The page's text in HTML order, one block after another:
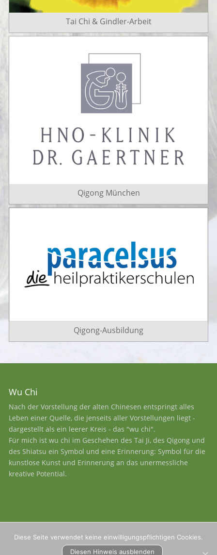
Tai Chi & Gindler-Arbeit
Qigong München
Qigong-Ausbildung
Wu Chi
Nach der Vorstellung der alten Chinesen entspringt alles
Leben einer Quelle, die jenseits aller Vorstellungen liegt -
dargestellt als ein leerer Kreis - das "wu chi".
Für mich ist wu chi im Geschehen des Tai Ji, des Qigong und
des Shiatsu ein Symbol und eine Erinnerung: Symbol für die
kunstlose Kunst und Erinnerung an das unermessliche
kreative Potential.
Diese Seite verwendet keine einwilligungspflichtigen Cookies.
Diesen Hinweis ausblenden